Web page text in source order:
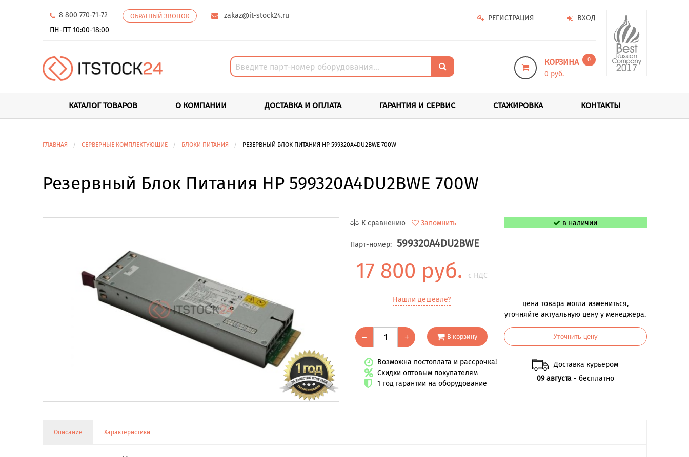
8 800 770-71-72 ОБРАТНЫЙ ЗВОНОК
zakaz@it-stock24.ru
ПН-ПТ 10:00-18:00
ВХОД
РЕГИСТРАЦИЯ
КОРЗИНА 0
0 руб.
КАТАЛОГ ТОВАРОВ О КОМПАНИИ ДОСТАВКА И ОПЛАТА ГАРАНТИЯ И СЕРВИС СТАЖИРОВКА КОНТАКТЫ
ГЛАВНАЯ СЕРВЕРНЫЕ КОМПЛЕКТУЮЩИЕ БЛОКИ ПИТАНИЯ РЕЗЕРВНЫЙ БЛОК ПИТАНИЯ HP 599320A4DU2BWE 700W
Резервный Блок Питания HP 599320A4DU2BWE 700W
К сравнению Запомнить
Парт-номер: 599320A4DU2BWE
17 800 руб. с НДС
Нашли дешевле?
– + В корзину
Возможна постоплата и рассрочка!
Скидки оптовым покупателям
1 год гарантии на оборудование
в наличии
цена товара могла измениться,
уточняйте актуальную цену у менеджера.
Уточнить цену
Доставка курьером
09 августа- бесплатно
Описание Характеристики